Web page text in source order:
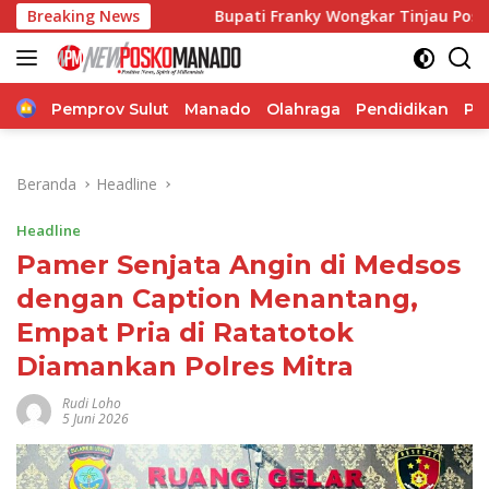
Langsung
ke
konten
Breaking News
Bupati Franky Wongkar Tinjau Posko Siaga
Home
Pemprov Sulut Manado Olahraga Pendidikan
Beranda Headline
Headline
Pamer Senjata Angin di Medsos
dengan Caption Menantang,
Empat Pria di Ratatotok
Diamankan Polres Mitra
Rudi Loho
5 Juni 2026